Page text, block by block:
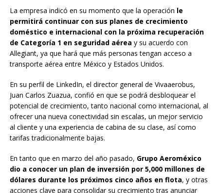
La empresa indicó en su momento que la operación le
permitirá continuar con sus planes de crecimiento
doméstico e internacional con la próxima recuperación
de Categoría 1 en seguridad aérea y su acuerdo con
Allegiant, ya que hará que más personas tengan acceso a
transporte aérea entre México y Estados Unidos.
En su perfil de LinkedIn, el director general de Vivaaerobus,
Juan Carlos Zuazua, confió en que se podrá desbloquear el
potencial de crecimiento, tanto nacional como internacional, al
ofrecer una nueva conectividad sin escalas, un mejor servicio
al cliente y una experiencia de cabina de su clase, así como
tarifas tradicionalmente bajas.
En tanto que en marzo del año pasado, Grupo Aeroméxico
dio a conocer un plan de inversión por 5,000 millones de
dólares durante los próximos cinco años en flota, y otras
acciones clave para consolidar su crecimiento tras anunciar